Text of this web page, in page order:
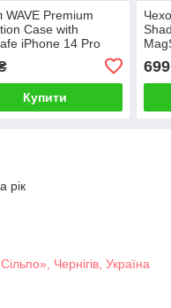
WAVE Premium
Case with
iPhone 14 Pro
Купити
699
рік
Чернігів, Україна